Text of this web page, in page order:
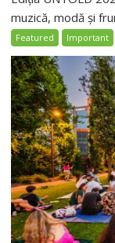
muzică, modă și
Featured Important